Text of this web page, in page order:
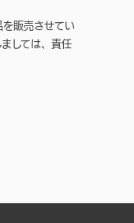
を販売させてい
しては、責任